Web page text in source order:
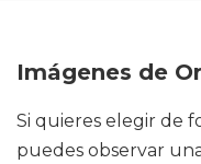
Imágenes de
Si quieres elegir de
puedes observar